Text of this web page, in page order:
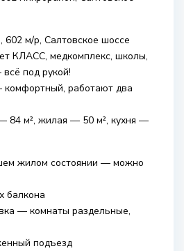
602 м/р, Салтовское шоссе
КЛАСС, медкомплекс, школы,
под рукой!
работают два
84 м², жилая — 50 м², кухня —
жилом состоянии — можно
балкона
— комнаты раздельные,
подъезд